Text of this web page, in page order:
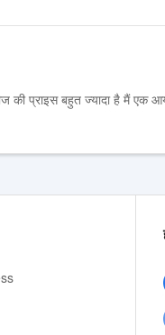
की प्राइस बहुत ज्यादा है मैं एक